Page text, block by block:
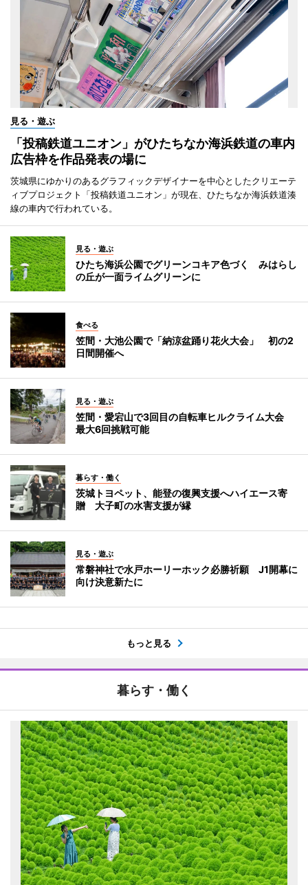
見る・遊ぶ
「投稿鉄道ユニオン」がひたちなか海浜鉄道の車内
広告枠を作品発表の場に
茨城県にゆかりのあるグラフィックデザイナーを中心としたクリエーテ
ィブプロジェクト「投稿鉄道ユニオン」が現在、ひたちなか海浜鉄道湊
線の車内で行われている。
見る・遊ぶ
ひたち海浜公園でグリーンコキア色づく みはらし
の丘が一面ライムグリーンに
食べる
笠間・大池公園で「納涼盆踊り花火大会」 初の2
日間開催へ
見る・遊ぶ
笠間・愛宕山で3回目の自転車ヒルクライム大会
最大6回挑戦可能
暮らす・働く
茨城トヨペット、能登の復興支援へハイエース寄
贈 大子町の水害支援が縁
見る・遊ぶ
常磐神社で水戸ホーリーホック必勝祈願 J1開幕に
向け決意新たに
もっと見る
暮らす・働く